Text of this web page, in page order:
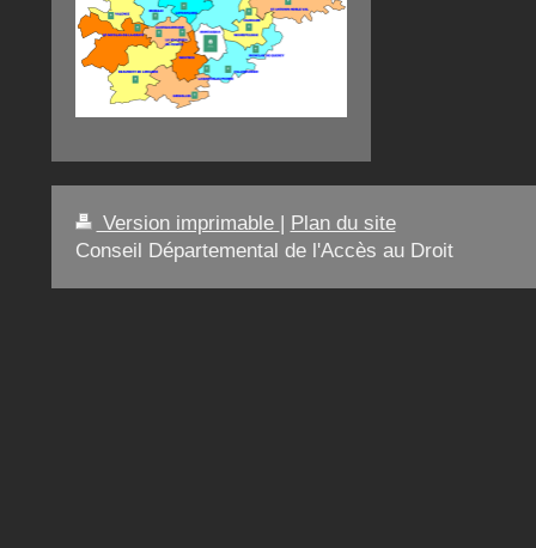
Version imprimable | Plan du site
Conseil Départemental de l'Accès au Droit